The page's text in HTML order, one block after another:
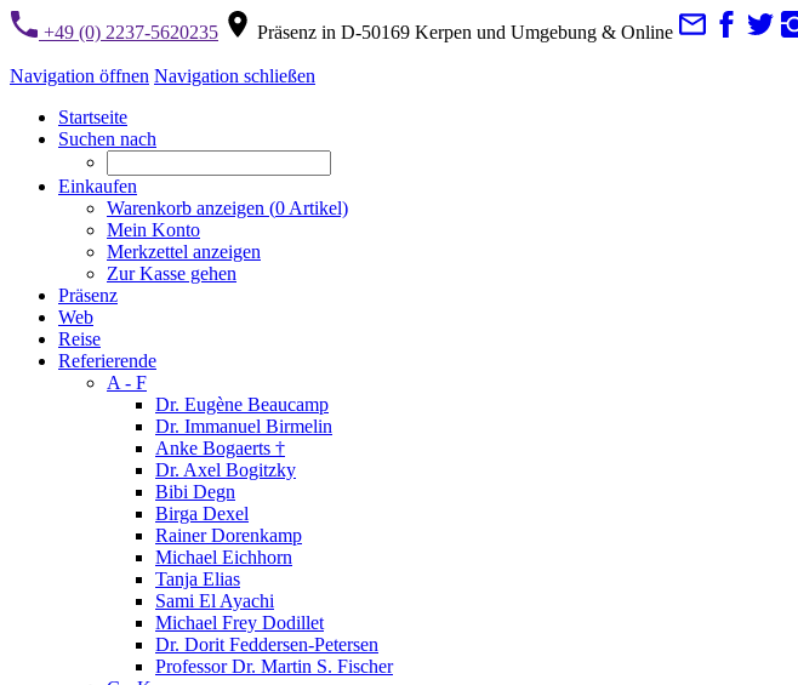
+49 (0) 2237-5620235 Präsenz in D-50169 Kerpen und Umgebung & Online
Navigation öffnen Navigation schließen
Startseite
Suchen nach
Einkaufen
Warenkorb anzeigen (0 Artikel)
Mein Konto
Merkzettel anzeigen
Zur Kasse gehen
Präsenz
Web
Reise
Referierende
A - F
Dr. Eugène Beaucamp
Dr. Immanuel Birmelin
Anke Bogaerts †
Dr. Axel Bogitzky
Bibi Degn
Birga Dexel
Rainer Dorenkamp
Michael Eichhorn
Tanja Elias
Sami El Ayachi
Michael Frey Dodillet
Dr. Dorit Feddersen-Petersen
Professor Dr. Martin S. Fischer